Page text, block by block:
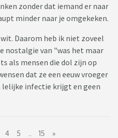
zonder dat iemand er naar
minder naar je omgekeken.
Daarom heb ik niet zoveel
nostalgie van "was het maar
als mensen die dol zijn op
dat ze een eeuw vroeger
lelijke infectie krijgt en geen
4 5 15 »